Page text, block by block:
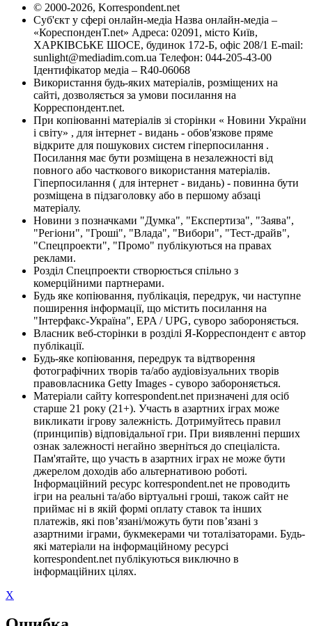
© 2000-2026, Korrespondent.net
Суб'єкт у сфері онлайн-медіа Назва онлайн-медіа –
«КореспонденТ.net» Адреса: 02091, місто Київ,
ХАРКІВСЬКЕ ШОСЕ, будинок 172-Б, офіс 208/1 E-mail:
sunlight@mediadim.com.ua Телефон: 044-205-43-00
Ідентифікатор медіа – R40-06068
Використання будь-яких матеріалів, розміщених на
сайті, дозволяється за умови посилання на
Корреспондент.net.
При копіюванні матеріалів зі сторінки « Новини України
і світу» , для інтернет - видань - обов'язкове пряме
відкрите для пошукових систем гіперпосилання .
Посилання має бути розміщена в незалежності від
повного або часткового використання матеріалів.
Гіперпосилання ( для інтернет - видань) - повинна бути
розміщена в підзаголовку або в першому абзаці
матеріалу.
Новини з позначками "Думка", "Експертиза", "Заява",
"Регіони", "Гроші", "Влада", "Вибори", "Тест-драйв",
"Спецпроекти", "Промо" публікуються на правах
реклами.
Розділ Спецпроекти створюється спільно з
комерційними партнерами.
Будь яке копіювання, публікація, передрук, чи наступне
поширення інформації, що містить посилання на
"Інтерфакс-Україна", EPA / UPG, суворо забороняється.
Власник веб-сторінки в розділі Я-Корреспондент є автор
публікації.
Будь-яке копіювання, передрук та відтворення
фотографічних творів та/або аудіовізуальних творів
правовласника Getty Images - суворо забороняється.
Матеріали сайту korrespondent.net призначені для осіб
старше 21 року (21+). Участь в азартних іграх може
викликати ігрову залежність. Дотримуйтесь правил
(принципів) відповідальної гри. При виявленні перших
ознак залежності негайно зверніться до спеціаліста.
Пам'ятайте, що участь в азартних іграх не може бути
джерелом доходів або альтернативою роботі.
Інформаційний ресурс korrespondent.net не проводить
ігри на реальні та/або віртуальні гроші, також сайт не
приймає ні в якій формі оплату ставок та інших
платежів, які пов’язані/можуть бути пов’язані з
азартними іграми, букмекерами чи тоталізаторами. Будь-
які матеріали на інформаційному ресурсі
korrespondent.net публікуються виключно в
інформаційних цілях.
X